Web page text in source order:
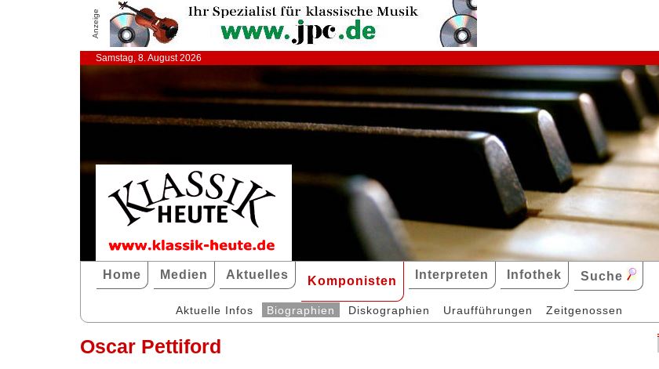
Anzeige
Samstag, 8. August 2026
Home Medien Aktuelles Komponisten Interpreten Infothek Suche
Aktuelle Infos Biographien Diskographien Uraufführungen Zeitgenossen
Oscar Pettiford